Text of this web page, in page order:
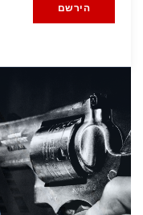
הירשם